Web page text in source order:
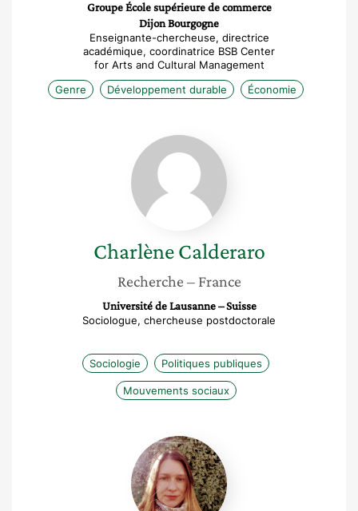
Groupe École supérieure de commerce
Dijon Bourgogne
Enseignante-chercheuse, directrice
académique, coordinatrice BSB Center
for Arts and Cultural Management
Genre
Développement durable Économie
Charlène
Calderaro
Charlène Calderaro
Recherche – France
Université de Lausanne – Suisse
Sociologue, chercheuse postdoctorale
Sociologie Politiques publiques
Mouvements sociaux
Marie
Bécue